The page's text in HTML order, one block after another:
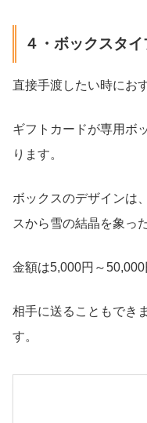
４・ボックスタ
直接手渡したい時にお
ギフトカードが専用ボ
ります。
ボックスのデザインは
スから雪の結晶を象っ
金額は5,000円～50,000
相手に送ることもでき
す。